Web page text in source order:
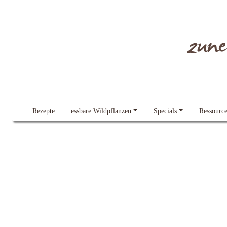
Rezepte essbare Wildpflanzen Specials